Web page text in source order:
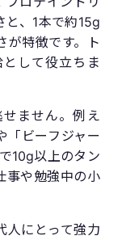
と、1本で約15g
が特徴です。ト
して役立ちま
ません。例え
「ビーフジャー
10g以上のタン
事や勉強中の小
人にとって強力